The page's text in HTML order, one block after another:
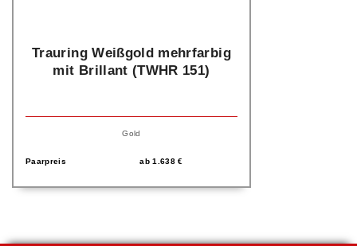
Trauring Weißgold mehrfarbig
mit Brillant (TWHR 151)
Gold
Paarpreis ab1.638€